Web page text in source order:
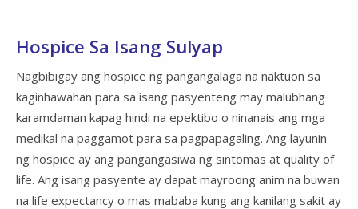
Hospice Sa Isang Sulyap
Nagbibigay ang hospice ng pangangalaga na naktuon sa
kaginhawahan para sa isang pasyenteng may malubhang
karamdaman kapag hindi na epektibo o ninanais ang mga
medikal na paggamot para sa pagpapagaling. Ang layunin
ng hospice ay ang pangangasiwa ng sintomas at quality of
life. Ang isang pasyente ay dapat mayroong anim na buwan
na life expectancy o mas mababa kung ang kanilang sakit ay